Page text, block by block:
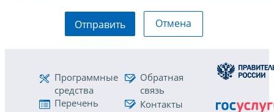
Отправить Отмена
Программные
средства
Перечень
Обратная
связь
Контакты